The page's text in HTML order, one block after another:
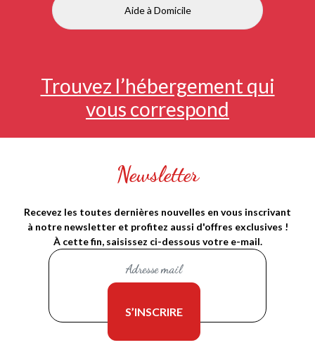
Aide à Domicile
Trouvez l’hébergement qui
vous correspond
Newsletter
Recevez les toutes dernières nouvelles en vous inscrivant
à notre newsletter et profitez aussi d'offres exclusives !
À cette fin, saisissez ci-dessous votre e-mail.